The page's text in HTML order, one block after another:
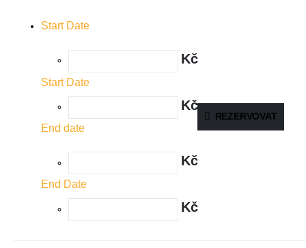
Start Date
Kč
Start Date
Kč
End date
Kč
End Date
Kč
REZERVOVAT